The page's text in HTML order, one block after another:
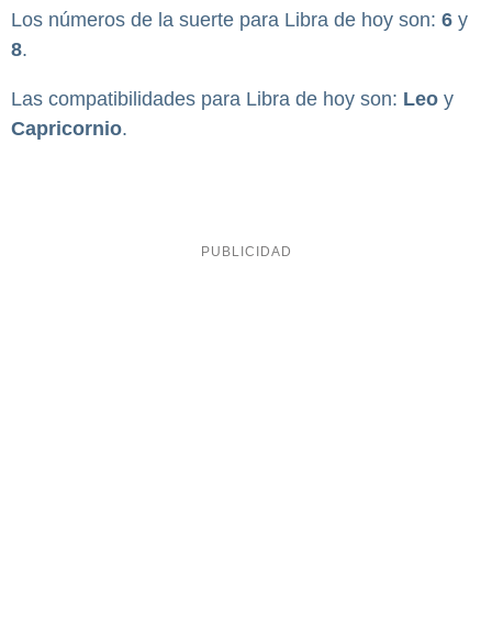
Los números de la suerte para Libra de hoy son: 6 y
8.
Las compatibilidades para Libra de hoy son: Leo y
Capricornio.